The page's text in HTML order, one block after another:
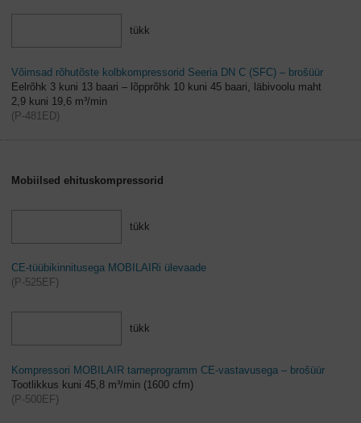
tükk
Võimsad rõhutõste kolbkompressorid Seeria DN C (SFC) – brošüür
Eelrõhk 3 kuni 13 baari – lõpprõhk 10 kuni 45 baari, läbivoolu maht
2,9 kuni 19,6 m³/min
(P-481ED)
Mobiilsed ehituskompressorid
tükk
CE-tüübikinnitusega MOBILAIRi ülevaade
(P-525EF)
tükk
Kompressori MOBILAIR tarneprogramm CE-vastavusega – brošüür
Tootlikkus kuni 45,8 m³/min (1600 cfm)
(P-500EF)